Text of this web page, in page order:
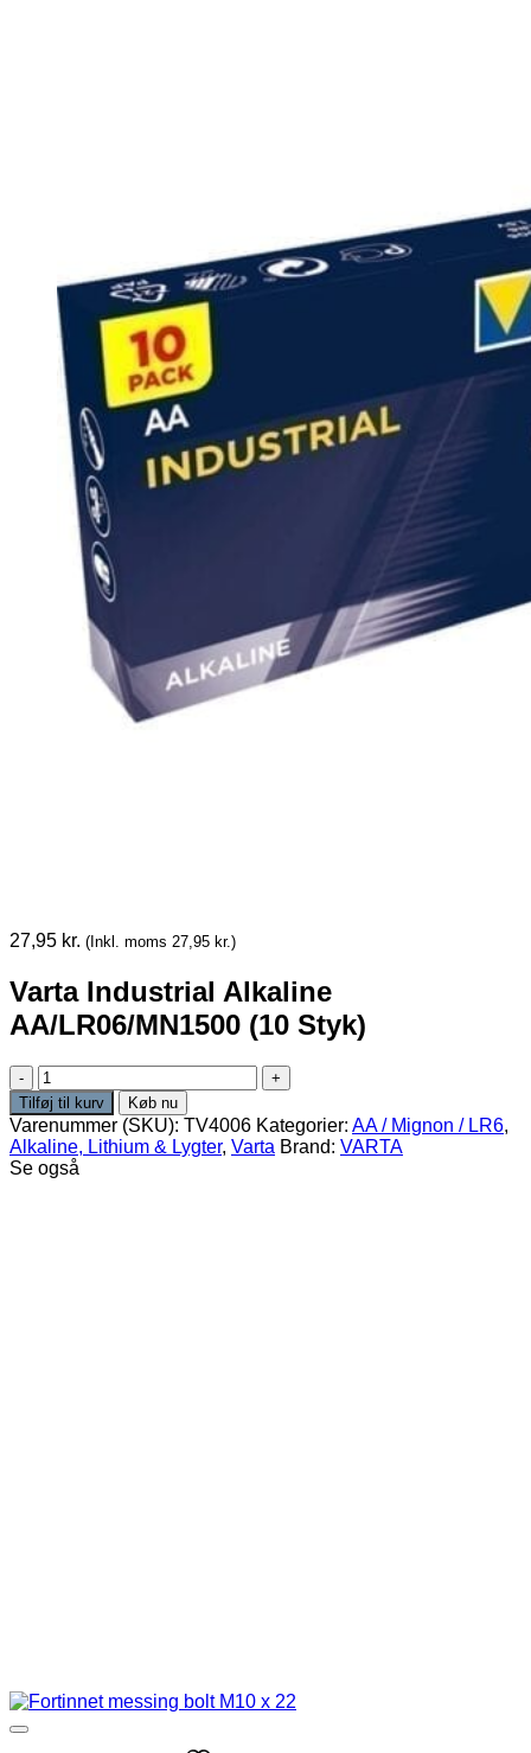
27,95 kr. (Inkl. moms 27,95 kr.)
Varta Industrial Alkaline
AA/LR06/MN1500 (10 Styk)
Varta Industrial
Alkaline
AA/LR06/MN1500
(10
Styk)
antal
Tilføj til kurv Køb nu
Varenummer (SKU): TV4006 Kategorier: AA / Mignon / LR6,
Alkaline, Lithium & Lygter, Varta Brand: VARTA
Se også